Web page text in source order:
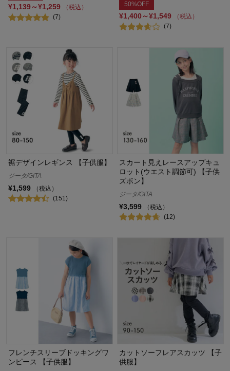
¥1,139～¥1,259
（税込）
(7)
50%OFF
¥1,400～¥1,549
（税込）
(7)
裾デザインレギンス 【子供服】
ジータ/GITA
¥1,599
（税込）
(151)
スカート見えレースアップキュ
ロット(ウエスト調節可) 【子供
ズボン】
ジータ/GITA
¥3,599
（税込）
(12)
フレンチスリーブドッキングワ
ンピース 【子供服】
カットソーフレアスカッツ 【子
供服】